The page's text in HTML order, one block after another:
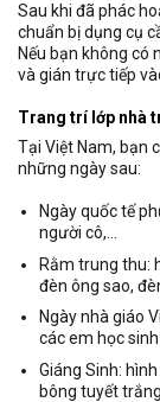
Sau khi đã phác
chuẩn bị dụng cụ
Nếu bạn không có
và gián trực tiếp
Trang trí lớp nhà
Tại Việt Nam, bạn
những ngày sau:
Ngày quốc tế
người cô,…
Rằm trung thu:
đèn ông sao,
Ngày nhà giáo
các em học
Giáng Sinh:
bông tuyết